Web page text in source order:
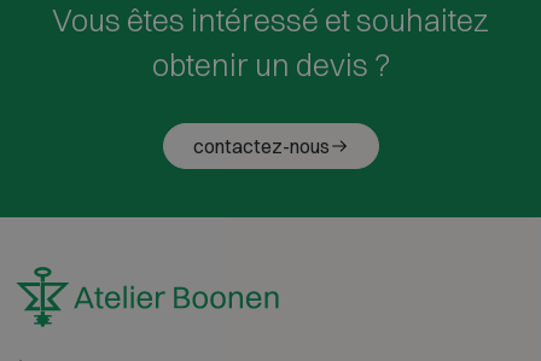
Vous êtes intéressé et souhaitez
obtenir un devis ?
contactez-nous